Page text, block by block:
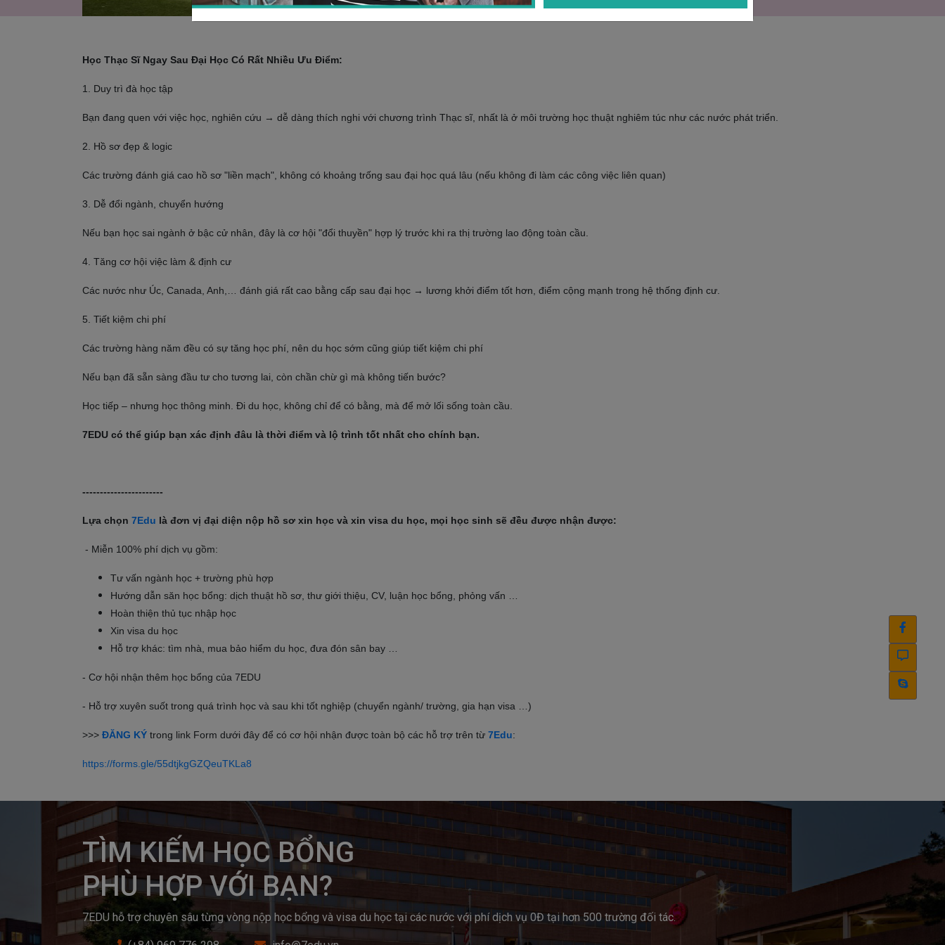
Học Thạc Sĩ Ngay Sau Đại Học Có Rất Nhiều Ưu Điểm:
1. Duy trì đà học tập
Bạn đang quen với việc học, nghiên cứu → dễ dàng thích nghi với chương trình Thạc sĩ, nhất là ở môi trường học thuật nghiêm túc như các nước phát triển.
2. Hồ sơ đẹp & logic
Các trường đánh giá cao hồ sơ "liền mạch", không có khoảng trống sau đại học quá lâu (nếu không đi làm các công việc liên quan)
3. Dễ đổi ngành, chuyển hướng
Nếu bạn học sai ngành ở bậc cử nhân, đây là cơ hội "đổi thuyền" hợp lý trước khi ra thị trường lao động toàn cầu.
4. Tăng cơ hội việc làm & định cư
Các nước như Úc, Canada, Anh,… đánh giá rất cao bằng cấp sau đại học → lương khởi điểm tốt hơn, điểm cộng mạnh trong hệ thống định cư.
5. Tiết kiệm chi phí
Các trường hàng năm đều có sự tăng học phí, nên du học sớm cũng giúp tiết kiệm chi phí
Nếu bạn đã sẵn sàng đầu tư cho tương lai, còn chần chừ gì mà không tiến bước?
Học tiếp – nhưng học thông minh. Đi du học, không chỉ để có bằng, mà để mở lối sống toàn cầu.
7EDU có thể giúp bạn xác định đâu là thời điểm và lộ trình tốt nhất cho chính bạn.
-----------------------
Lựa chọn 7Edu là đơn vị đại diện nộp hồ sơ xin học và xin visa du học, mọi học sinh sẽ đều được nhận được:
- Miễn 100% phí dịch vụ gồm:
Tư vấn ngành học + trường phù hợp
Hướng dẫn săn học bổng: dịch thuật hồ sơ, thư giới thiệu, CV, luận học bổng, phỏng vấn …
Hoàn thiện thủ tục nhập học
Xin visa du học
Hỗ trợ khác: tìm nhà, mua bảo hiểm du học, đưa đón sân bay …
- Cơ hội nhận thêm học bổng của 7EDU
- Hỗ trợ xuyên suốt trong quá trình học và sau khi tốt nghiệp (chuyển ngành/ trường, gia hạn visa …)
>>> ĐĂNG KÝ trong link Form dưới đây để có cơ hội nhận được toàn bộ các hỗ trợ trên từ 7Edu:
https://forms.gle/55dtjkgGZQeuTKLa8
TÌM KIẾM HỌC BỔNG
PHÙ HỢP VỚI BẠN?
7EDU hỗ trợ chuyên sâu từng vòng nộp học bổng và visa du học tại các nước với phí dịch vụ 0Đ tại hơn 500 trường đối tác.